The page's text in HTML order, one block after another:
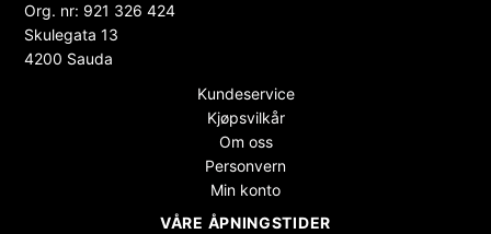
Org. nr: 921 326 424
Skulegata 13
4200 Sauda
Kundeservice
Kjøpsvilkår
Om oss
Personvern
Min konto
VÅRE ÅPNINGSTIDER